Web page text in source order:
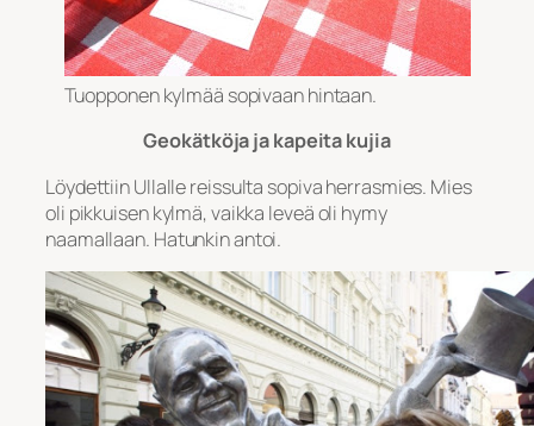
Tuopponen kylmää sopivaan hintaan.
Geokätköja ja kapeita kujia
Löydettiin Ullalle reissulta sopiva herrasmies. Mies
oli pikkuisen kylmä, vaikka leveä oli hymy
naamallaan. Hatunkin antoi.